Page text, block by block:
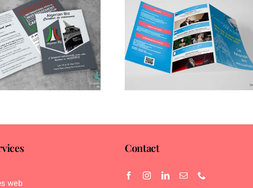
Plaquette Festival
Lille Clef de Soleil
2022
Pochette à rabats
FamilyVets
web
Contact